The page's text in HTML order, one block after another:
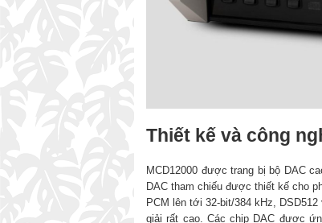
Thiết kế và công
MCD12000 được trang bị bộ DAC
DAC tham chiếu được thiết kế cho
PCM lên tới 32-bit/384 kHz,
giải rất cao. Các chip DAC được